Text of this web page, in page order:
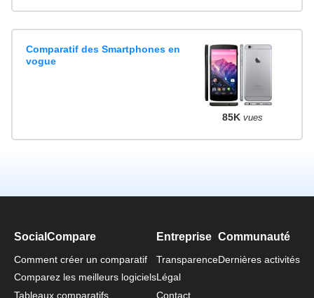
Comparatif des Smartphones en
vogue
85K vues
SocialCompare
Comment créer un comparatif
Comparez les meilleurs logiciels
Tableaux comparatifs
Entreprise
Transparence
Légal
Contact
Communauté
Dernières activités